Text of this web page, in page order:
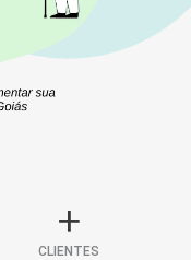
+
CLIENTES